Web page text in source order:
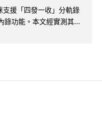
援「四發一收」分軌錄
功能。本文經實測其...